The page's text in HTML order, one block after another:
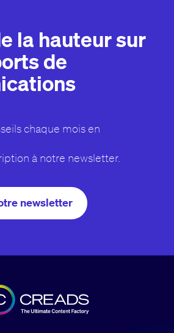
la hauteur sur
de
chaque mois en
à notre newsletter.
newsletter